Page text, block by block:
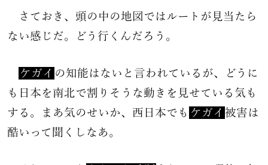
さておき、頭の中の地図ではルートが見当たら
ない感じだ。どう行くんだろう。
ケガイ の知能はないと言われているが、どうに
も日本を南北で割りそうな動きを見せている気も
する。まあ気のせいか、西日本でも ケガイ 被害は
酷いって聞くしなあ。